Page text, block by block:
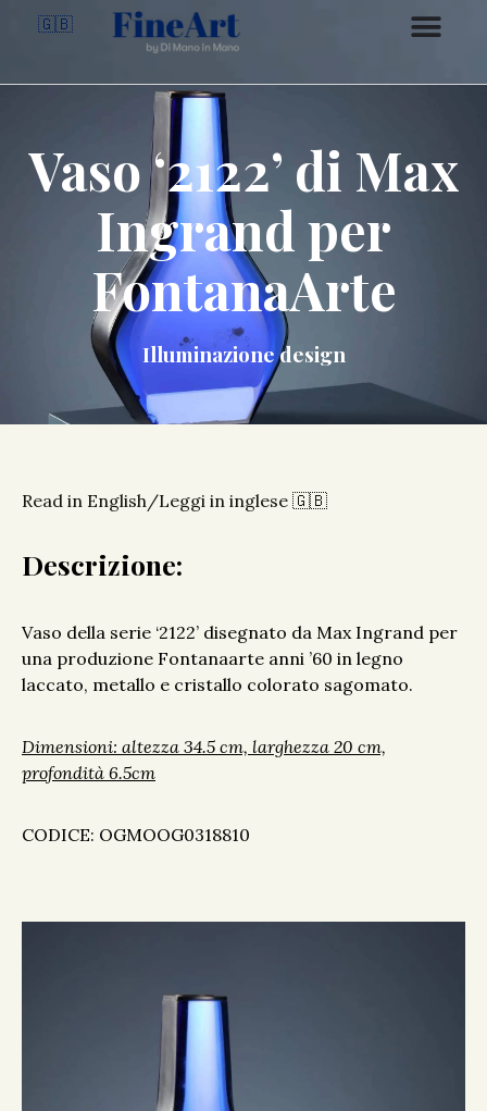
🇬🇧
Vaso ‘2122’ di Max
Ingrand per
FontanaArte
Illuminazione design
Read in English/Leggi in inglese 🇬🇧
Descrizione:
Vaso della serie ‘2122’ disegnato da Max Ingrand per
una produzione Fontanaarte anni ’60 in legno
laccato, metallo e cristallo colorato sagomato.
Dimensioni: altezza 34.5 cm, larghezza 20 cm,
profondità 6.5cm
CODICE: OGMOOG0318810